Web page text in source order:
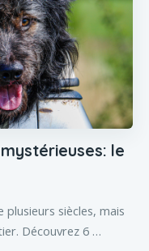
le
siècles, mais
Découvrez 6 …